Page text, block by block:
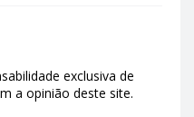
exclusiva de
a opinião deste site.